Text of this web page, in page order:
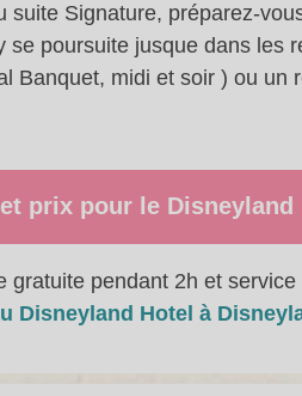
Signature, préparez-
se poursuite jusque dans
Banquet, midi et soir ) ou
prix pour le Disneyland
pendant 2h et
Disneyland Hotel à